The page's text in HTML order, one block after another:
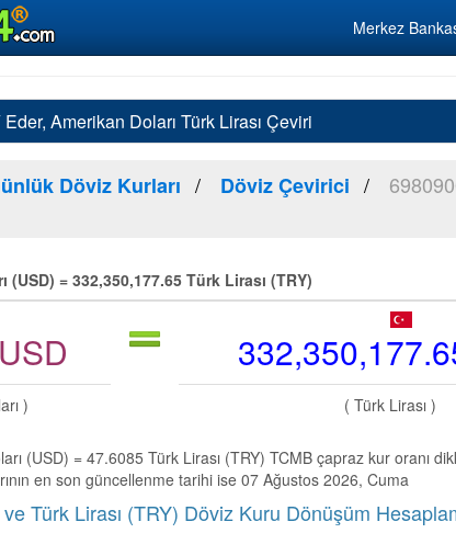
Merkez
Amerikan Doları Türk Lirası Çeviri
Döviz Kurları Döviz Çevirici
(USD) = 332,350,177.65 Türk Lirası (TRY)
) ( Türk Lirası )
(USD) = 47.6085 Türk Lirası (TRY) TCMB çapraz kur oranı
en son güncellenme tarihi ise 07 Ağustos 2026, Cuma
Türk Lirası (TRY) Döviz Kuru Dönüşüm